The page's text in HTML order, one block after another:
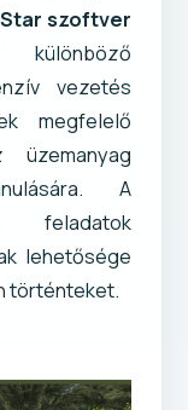
szoftver
vezetés
megfelelő
A
feladatok
lehetősége
történteket.